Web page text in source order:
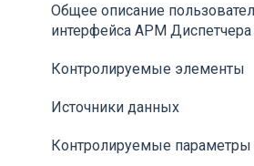
Общее описание
интерфейса АРМ Диспетчера
Контролируемые элементы
Источники данных
Контролируемые параметры